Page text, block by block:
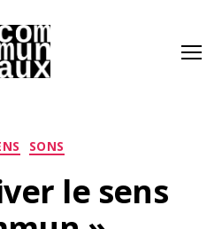
Catégories
SONS
le sens